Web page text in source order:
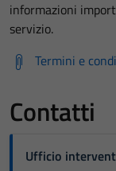
informazioni
servizio.
Termini e
Contatti
Ufficio